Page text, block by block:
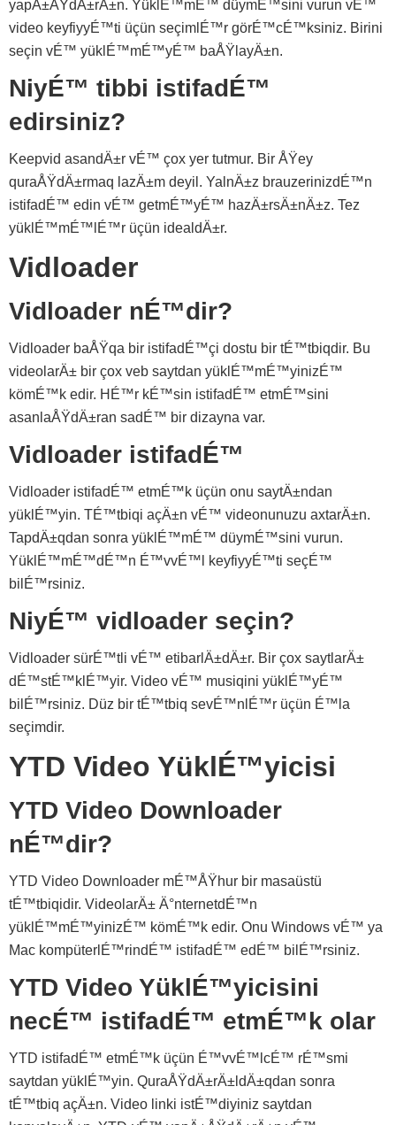
yapÄ±ÅŸdÄ±rÄ±n. YüklÉ™mÉ™ düymÉ™sini vurun vÉ™
video keyfiyyÉ™ti üçün seçimlÉ™r görÉ™cÉ™ksiniz. Birini
seçin vÉ™ yüklÉ™mÉ™yÉ™ baÅŸlayÄ±n.
NiyÉ™ tibbi istifadÉ™
edirsiniz?
Keepvid asandÄ±r vÉ™ çox yer tutmur. Bir ÅŸey
quraÅŸdÄ±rmaq lazÄ±m deyil. YalnÄ±z brauzerinizdÉ™n
istifadÉ™ edin vÉ™ getmÉ™yÉ™ hazÄ±rsÄ±nÄ±z. Tez
yüklÉ™mÉ™lÉ™r üçün idealdÄ±r.
Vidloader
Vidloader nÉ™dir?
Vidloader baÅŸqa bir istifadÉ™çi dostu bir tÉ™tbiqdir. Bu
videolarÄ± bir çox veb saytdan yüklÉ™mÉ™yinizÉ™
kömÉ™k edir. HÉ™r kÉ™sin istifadÉ™ etmÉ™sini
asanlaÅŸdÄ±ran sadÉ™ bir dizayna var.
Vidloader istifadÉ™
Vidloader istifadÉ™ etmÉ™k üçün onu saytÄ±ndan
yüklÉ™yin. TÉ™tbiqi açÄ±n vÉ™ videonunuzu axtarÄ±n.
TapdÄ±qdan sonra yüklÉ™mÉ™ düymÉ™sini vurun.
YüklÉ™mÉ™dÉ™n É™vvÉ™l keyfiyyÉ™ti seçÉ™
bilÉ™rsiniz.
NiyÉ™ vidloader seçin?
Vidloader sürÉ™tli vÉ™ etibarlÄ±dÄ±r. Bir çox saytlarÄ±
dÉ™stÉ™klÉ™yir. Video vÉ™ musiqini yüklÉ™yÉ™
bilÉ™rsiniz. Düz bir tÉ™tbiq sevÉ™nlÉ™r üçün É™la
seçimdir.
YTD Video YüklÉ™yicisi
YTD Video Downloader
nÉ™dir?
YTD Video Downloader mÉ™ÅŸhur bir masaüstü
tÉ™tbiqidir. VideolarÄ± Ä°nternetdÉ™n
yüklÉ™mÉ™yinizÉ™ kömÉ™k edir. Onu Windows vÉ™ ya
Mac kompüterlÉ™rindÉ™ istifadÉ™ edÉ™ bilÉ™rsiniz.
YTD Video YüklÉ™yicisini
necÉ™ istifadÉ™ etmÉ™k olar
YTD istifadÉ™ etmÉ™k üçün É™vvÉ™lcÉ™ rÉ™smi
saytdan yüklÉ™yin. QuraÅŸdÄ±rÄ±ldÄ±qdan sonra
tÉ™tbiq açÄ±n. Video linki istÉ™diyiniz saytdan